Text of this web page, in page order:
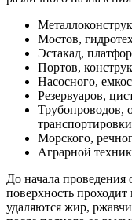
Мостов,
Эстакад,
Портов,
Насосного,
Резервуаров,
Трубопроводов,
Морского,
Аграрной
До начала проведения
поверхность
удаляются жир,